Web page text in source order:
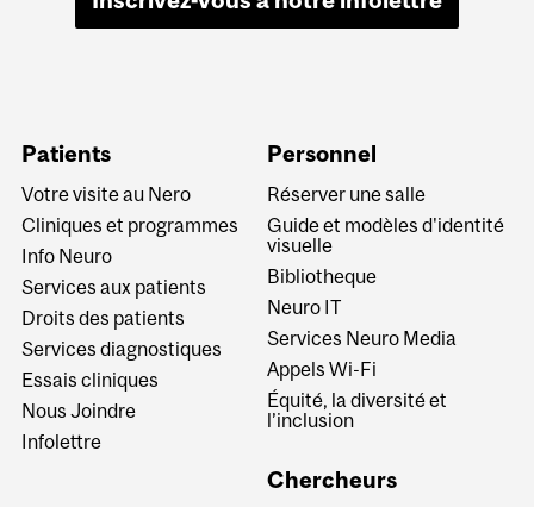
Patients
Votre visite au Nero
Cliniques et programmes
Info Neuro
Services aux patients
Droits des patients
Services diagnostiques
Essais cliniques
Nous Joindre
Infolettre
Personnel
Réserver une salle
Guide et modèles d'identité
visuelle
Bibliotheque
Neuro IT
Services Neuro Media
Appels Wi-Fi
Équité, la diversité et
l’inclusion
Chercheurs